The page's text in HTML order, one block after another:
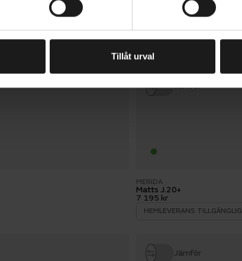
Tillåt urval
6 495 kr
HEMLEVERANS TILLGÄNGLIG
Jämför
MERIDA
Matts J.20+
7 195 kr
HEMLEVERANS TILLGÄNGLIG
Jämför